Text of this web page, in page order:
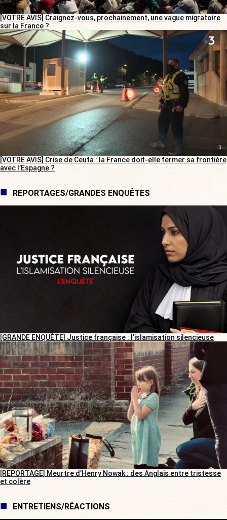
[VOTRE AVIS] Craignez-vous, prochainement, une vague migratoire
sur la France ?
[VOTRE AVIS] Crise de Ceuta : la France doit-elle fermer sa frontière
avec l’Espagne ?
REPORTAGES/GRANDES ENQUÊTES
[GRANDE ENQUÊTE] Justice française : l’islamisation silencieuse
[REPORTAGE] Meurtre d’Henry Nowak : des Anglais entre tristesse
et colère
ENTRETIENS/RÉACTIONS